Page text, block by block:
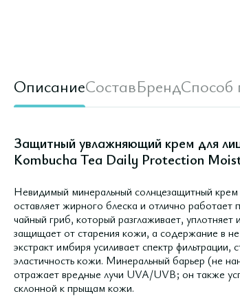
ОписаниеСоставБрендСпособ
Защитный увлажняющий крем для
Kombucha Tea Daily Protection
Невидимый минеральный солнцезащитный
оставляет жирного блеска и отлично
чайный гриб, который разглаживает,
защищает от старения кожи, а содержание в
экстракт имбиря усиливает спектр
эластичность кожи. Минеральный барьер (не
отражает вредные лучи UVA/UVB; он также
склонной к прыщам кожи.